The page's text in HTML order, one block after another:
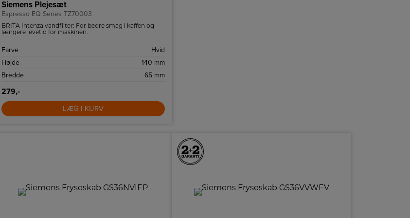
Siemens Plejesæt
Espresso EQ Series TZ70003
BRITA Intenza vandfilter: For bedre smag i kaffen og
længere levetid for maskinen.
Farve
Hvid
Højde
140 mm
Bredde
65 mm
279,-
LÆG I KURV